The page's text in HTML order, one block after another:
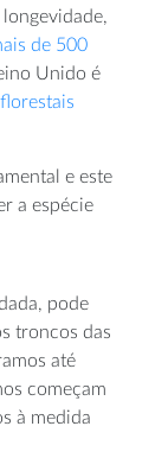
de 500
Unido é
e este
a espécie
pode
troncos das
até
começam
à medida